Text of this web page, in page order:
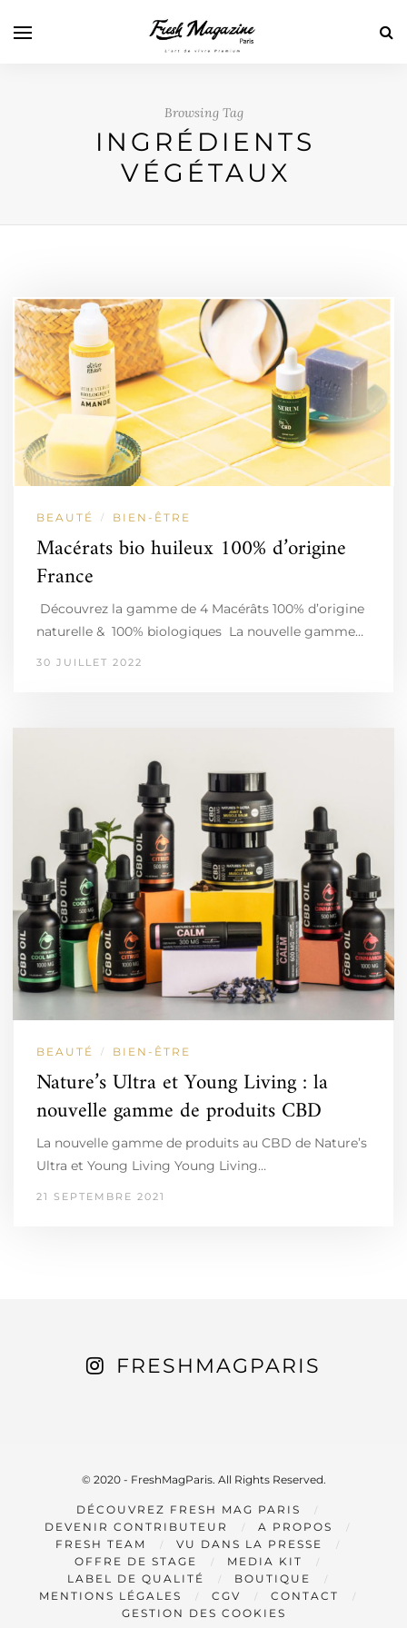
Browsing Tag
INGRÉDIENTS
VÉGÉTAUX
BEAUTÉ / BIEN-ÊTRE
Macérats bio huileux 100% d’origine
France
Découvrez la gamme de 4 Macérâts 100% d’origine
naturelle & 100% biologiques La nouvelle gamme…
30 JUILLET 2022
BEAUTÉ / BIEN-ÊTRE
Nature’s Ultra et Young Living : la
nouvelle gamme de produits CBD
La nouvelle gamme de produits au CBD de Nature’s
Ultra et Young Living Young Living…
21 SEPTEMBRE 2021
FRESHMAGPARIS
© 2020 - FreshMagParis. All Rights Reserved.
DÉCOUVREZ FRESH MAG PARIS
DEVENIR CONTRIBUTEUR
A PROPOS
FRESH TEAM
VU DANS LA PRESSE
OFFRE DE STAGE
MEDIA KIT
LABEL DE QUALITÉ
BOUTIQUE
MENTIONS LÉGALES
CGV
CONTACT
GESTION DES COOKIES